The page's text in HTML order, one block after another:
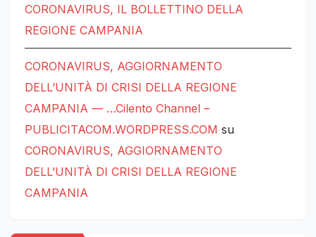
CORONAVIRUS, IL BOLLETTINO DELLA
REGIONE CAMPANIA
CORONAVIRUS, AGGIORNAMENTO
DELL’UNITÀ DI CRISI DELLA REGIONE
CAMPANIA — …Cilento Channel –
PUBLICITACOM.WORDPRESS.COM su
CORONAVIRUS, AGGIORNAMENTO
DELL’UNITÀ DI CRISI DELLA REGIONE
CAMPANIA